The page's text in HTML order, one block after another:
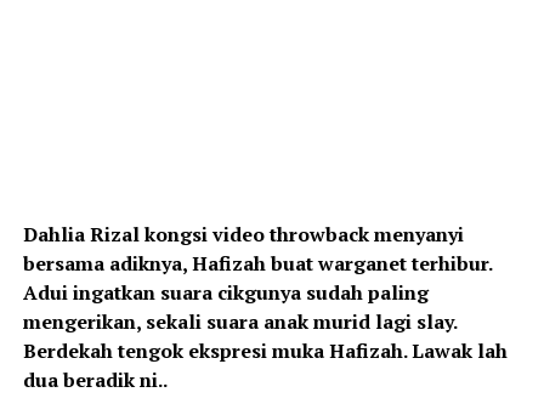
Dahlia Rizal kongsi video throwback menyanyi
bersama adiknya, Hafizah buat warganet terhibur.
Adui ingatkan suara cikgunya sudah paling
mengerikan, sekali suara anak murid lagi slay.
Berdekah tengok ekspresi muka Hafizah. Lawak lah
dua beradik ni..